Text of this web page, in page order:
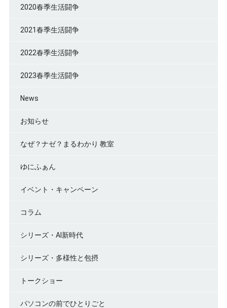
2020春季生活闘争
2021春季生活闘争
2022春季生活闘争
2023春季生活闘争
News
お知らせ
なぜ？ナゼ？まるわかり 教室
ゆにふぁん
イベント・キャンペーン
コラム
シリーズ・AI新時代
シリーズ・多様性と包摂
トークショー
パソコンの前でひとりごと